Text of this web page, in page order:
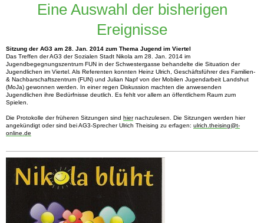
Eine Auswahl der bisherigen
Ereignisse
Sitzung der AG3 am 28. Jan. 2014 zum Thema Jugend im Viertel
Das Treffen der AG3 der Sozialen Stadt Nikola am 28. Jan. 2014 im
Jugendbegegnungszentrum FUN in der Schwestergasse behandelte die Situation der
Jugendlichen im Viertel. Als Referenten konnten Heinz Ulrich, Geschäftsführer des Familien-
& Nachbarschaftszentrum (FUN) und Julian Napf von der Mobilen Jugendarbeit Landshut
(MoJa) gewonnen werden. In einer regen Diskussion machten die anwesenden
Jugendlichen ihre Bedürfnisse deutlich. Es fehlt vor allem an öffentlichem Raum zum
Spielen.
Die Protokolle der früheren Sitzungen sind hier nachzulesen. Die Sitzungen werden hier
angekündigt oder sind bei AG3-Sprecher Ulrich Theising zu erfagen: ulrich.theising@t-
online.de